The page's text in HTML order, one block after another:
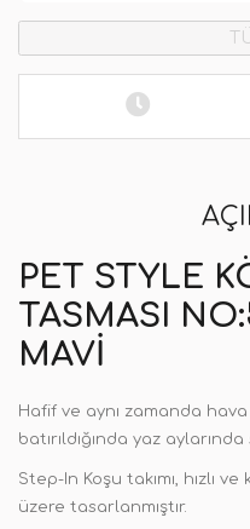
PET STYLE
TASMASI
MAVI
Hafif ve aynı zamanda
batırıldığında yaz
Step-In Koşu takımı, hızlı
üzere tasarlanmıştır.